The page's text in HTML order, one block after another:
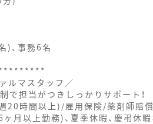
)、事務6名
ルマスタッフ／
で担当がつきしっかりサポート！
20時間以上)/雇用保険/薬剤師賠
月以上勤務)、夏季休暇、慶弔休